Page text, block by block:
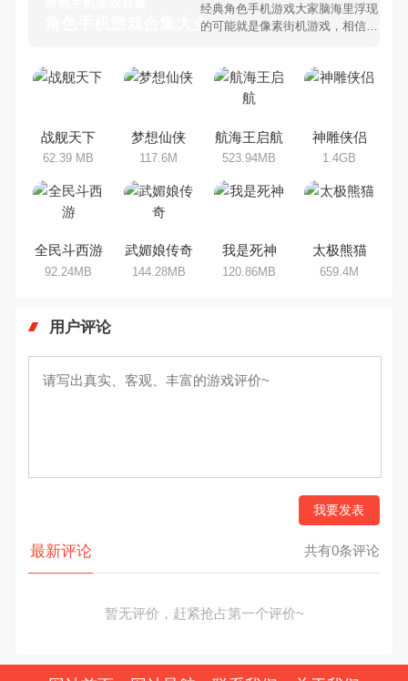
角色手机游戏合集大全 >
经典角色手机游戏大家脑海里浮现
的可能就是像素街机游戏，相信很
色手机游戏有哪些呢？游戏今天，
乐途下载站小编芒果味的怪咖给大
集，欢迎大家前来选择下载体验
战舰天下
62.39 MB
梦想仙侠
117.6M
航海王启航
523.94MB
神雕侠侣
1.4GB
全民斗西游
92.24MB
武媚娘传奇
144.28MB
我是死神
120.86MB
太极熊猫
659.4M
用户评论
我要发表
最新评论 共有0条评论
暂无评价，赶紧抢占第一个评价~